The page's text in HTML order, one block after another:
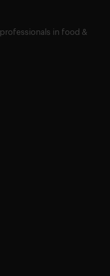
in food &